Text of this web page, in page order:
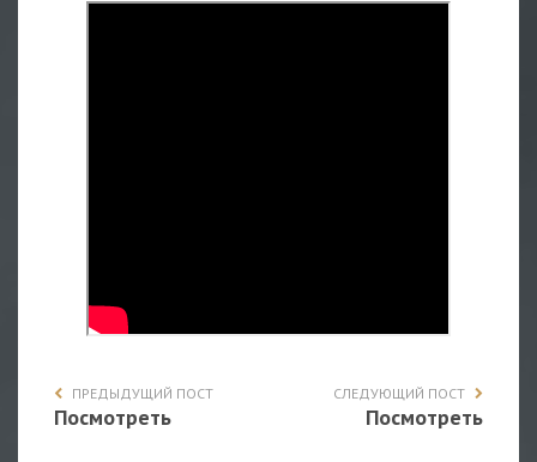
ПРЕДЫДУЩИЙ ПОСТ
Посмотреть
СЛЕДУЮЩИЙ ПОСТ
Посмотреть